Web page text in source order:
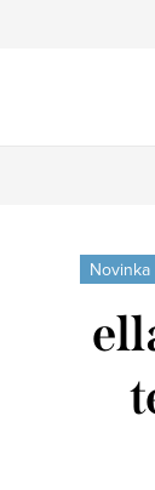
Novinka